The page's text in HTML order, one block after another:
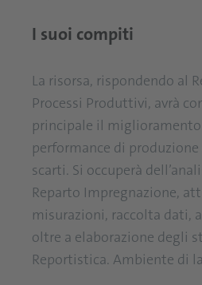
I suoi compiti
La risorsa, rispondendo al
Processi Produttivi, avrà
principale il
performance di
scarti. Si occuperà
Reparto Impregnazione,
misurazioni, raccolta dati,
oltre a elaborazione degli
Reportistica. Ambiente di